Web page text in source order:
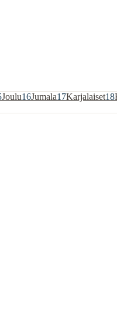
Joulu16Jumala17Karjalaiset18